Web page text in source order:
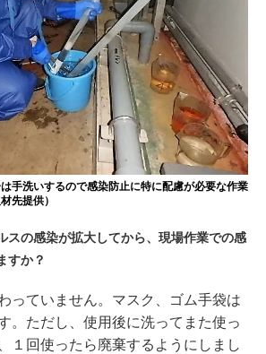
手洗いするので感染防止に特に配慮が必要な作業
先提供）
の感染が拡大してから、現場作業での感
すか？
っていません。マスク、ゴム手袋は
。ただし、使用後に洗ってまた使っ
１回使ったら廃棄するようにしまし